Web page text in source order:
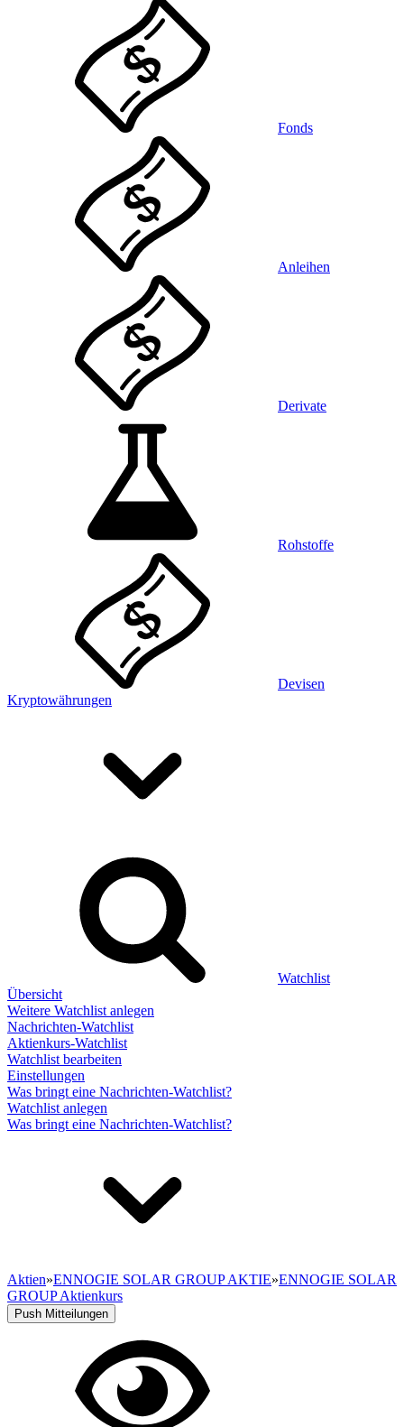
Fonds
Anleihen
Derivate
Rohstoffe
Devisen
Kryptowährungen
Watchlist
Übersicht
Weitere Watchlist anlegen
Nachrichten-Watchlist
Aktienkurs-Watchlist
Watchlist bearbeiten
Einstellungen
Was bringt eine Nachrichten-Watchlist?
Watchlist anlegen
Was bringt eine Nachrichten-Watchlist?
Aktien»ENNOGIE SOLAR GROUP AKTIE»ENNOGIE SOLAR
GROUP Aktienkurs
Push Mitteilungen